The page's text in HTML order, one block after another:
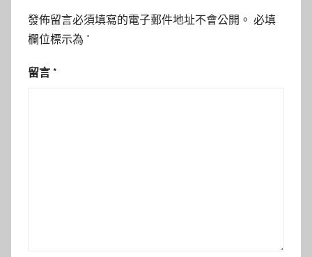
發佈留言必須填寫的電子郵件地址不會公開。 必填
欄位標示為 *
留言 *